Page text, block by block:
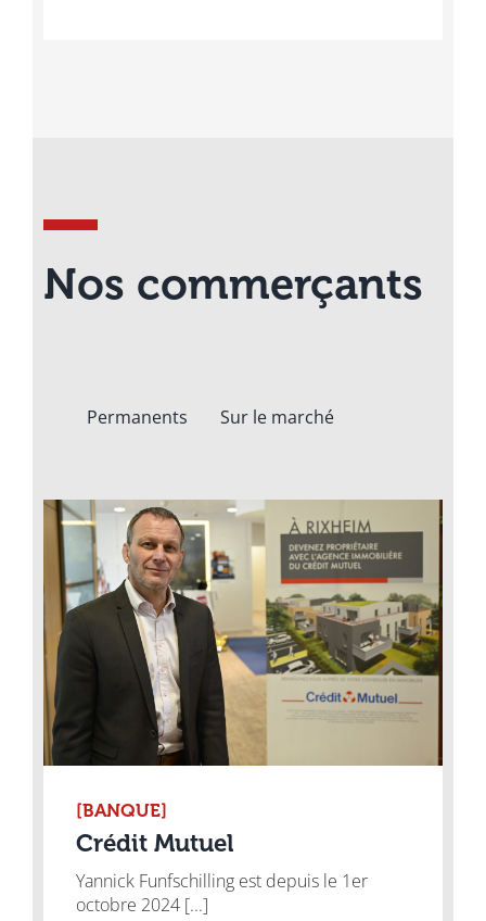
Nos commerçants
Permanents Sur le marché
[BANQUE]
Crédit Mutuel
Yannick Funfschilling est depuis le 1er
octobre 2024 [...]